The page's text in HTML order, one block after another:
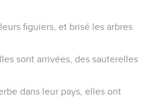
figuiers, et brisé les arbres
sont arrivées, des sauterelles
dans leur pays, elles ont